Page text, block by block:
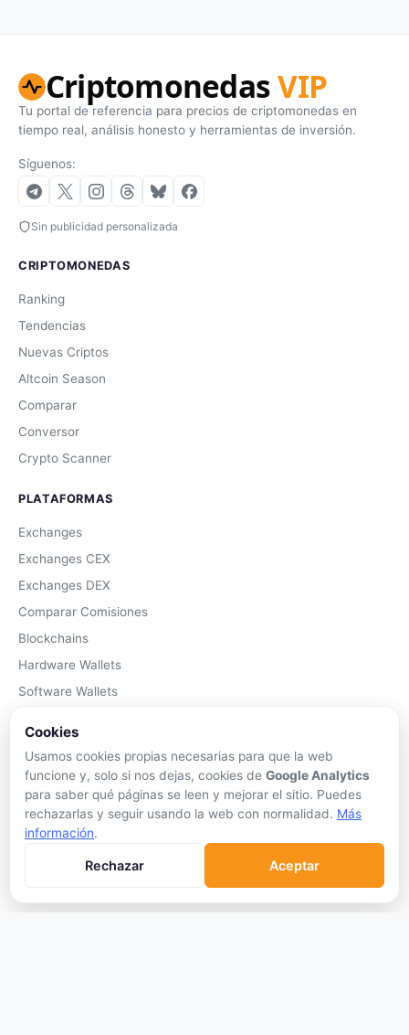
CriptomonedasVIP
Tu portal de referencia para precios de criptomonedas en
tiempo real, análisis honesto y herramientas de inversión.
Síguenos:
Sin publicidad personalizada
CRIPTOMONEDAS
Ranking
Tendencias
Nuevas Criptos
Altcoin Season
Comparar
Conversor
Crypto Scanner
PLATAFORMAS
Exchanges
Exchanges CEX
Exchanges DEX
Comparar Comisiones
Blockchains
Hardware Wallets
Software Wallets
APRENDER
Qué son las Criptos
Cookies
Usamos cookies propias necesarias para que la web
funcione y, solo si nos dejas, cookies de Google Analytics
para saber qué páginas se leen y mejorar el sitio. Puedes
rechazarlas y seguir usando la web con normalidad. Más
información.
Rechazar Aceptar